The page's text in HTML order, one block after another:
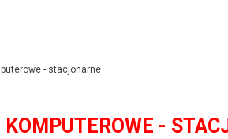
- stacjonarne
-